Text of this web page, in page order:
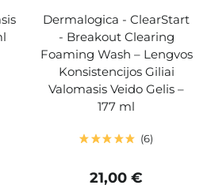
Dermalogica - ClearStart
- Breakout Clearing
Foaming Wash – Lengvos
Konsistencijos Giliai
Valomasis Veido Gelis –
177 ml
6
21,00 €